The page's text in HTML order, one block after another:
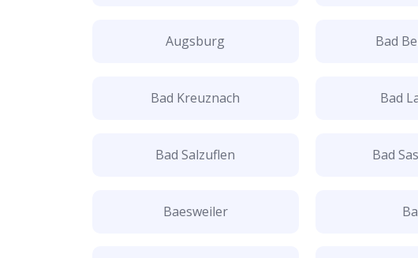
Augsburg Bad
Bad Kreuznach Bad
Bad Salzuflen Bad
Baesweiler